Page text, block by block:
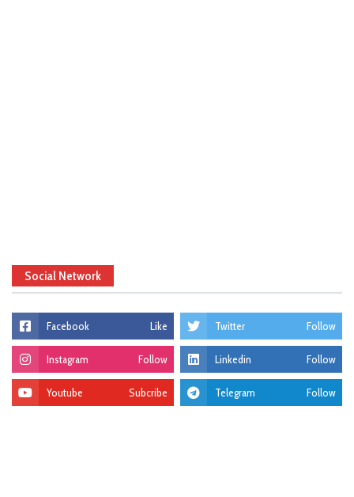
Social Network
Facebook Like Twitter Follow
Instagram Follow Linkedin Follow
Youtube Subcribe Telegram Follow